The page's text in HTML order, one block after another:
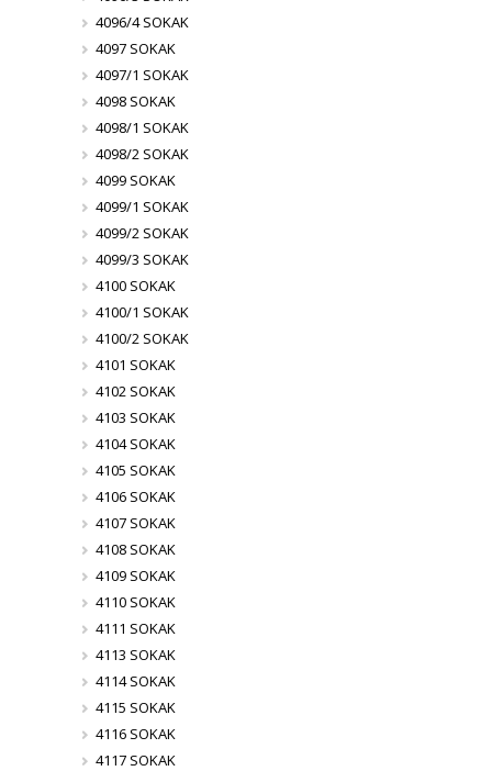
4096/4 SOKAK
4097 SOKAK
4097/1 SOKAK
4098 SOKAK
4098/1 SOKAK
4098/2 SOKAK
4099 SOKAK
4099/1 SOKAK
4099/2 SOKAK
4099/3 SOKAK
4100 SOKAK
4100/1 SOKAK
4100/2 SOKAK
4101 SOKAK
4102 SOKAK
4103 SOKAK
4104 SOKAK
4105 SOKAK
4106 SOKAK
4107 SOKAK
4108 SOKAK
4109 SOKAK
4110 SOKAK
4111 SOKAK
4113 SOKAK
4114 SOKAK
4115 SOKAK
4116 SOKAK
4117 SOKAK